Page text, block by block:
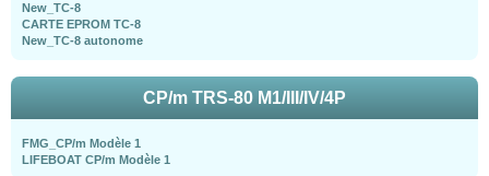
New_TC-8
CARTE EPROM TC-8
New_TC-8 autonome
CP/m TRS-80 M1/III/IV/4P
FMG_CP/m Modèle 1
LIFEBOAT CP/m Modèle 1